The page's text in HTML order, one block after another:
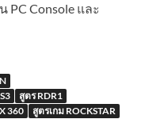
PC Console และ
สูตร RDR1
360
สูตรเกม ROCKSTAR